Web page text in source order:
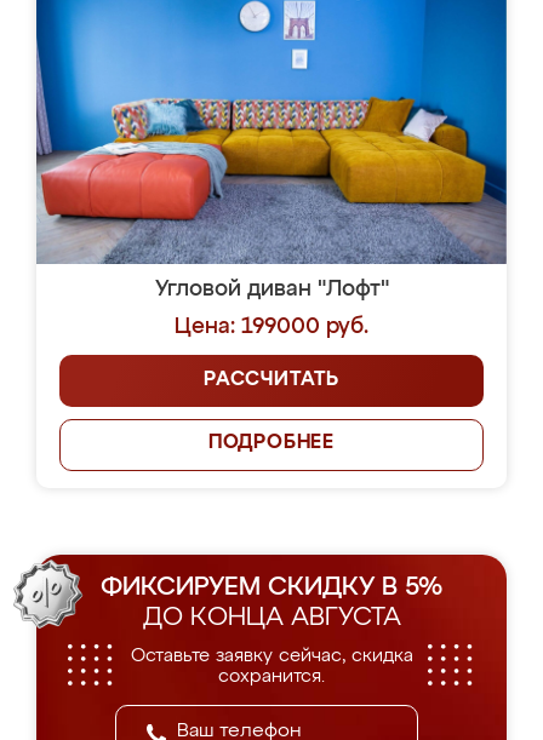
Угловой диван "Лофт"
Цена: 199000 руб.
РАССЧИТАТЬ
ПОДРОБНЕЕ
ФИКСИРУЕМ СКИДКУ В 5%
ДО КОНЦА АВГУСТА
Оставьте заявку сейчас, скидка
сохранится.